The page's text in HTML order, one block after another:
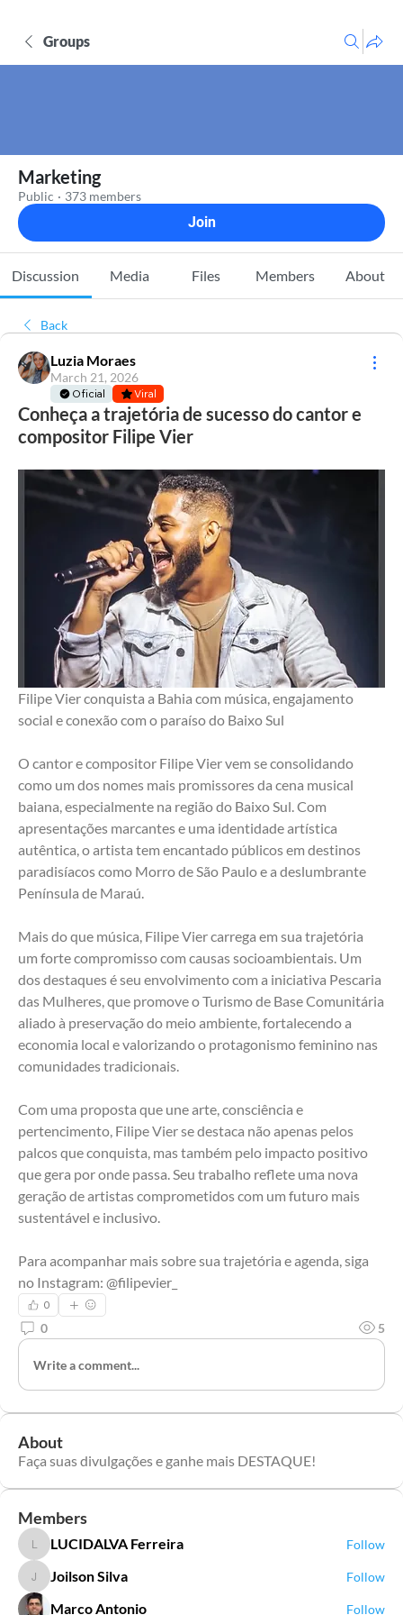
Groups
Marketing
Public · 373 members
Join
Discussion Media Files Members About
Back
Luzia Moraes
March 21, 2026
Oficial Viral
Conheça a trajetória de sucesso do cantor e
compositor Filipe Vier
Filipe Vier conquista a Bahia com música, engajamento
social e conexão com o paraíso do Baixo Sul
O cantor e compositor Filipe Vier vem se consolidando
como um dos nomes mais promissores da cena musical
baiana, especialmente na região do Baixo Sul. Com
apresentações marcantes e uma identidade artística
autêntica, o artista tem encantado públicos em destinos
paradisíacos como Morro de São Paulo e a deslumbrante
Península de Maraú.
Mais do que música, Filipe Vier carrega em sua trajetória
um forte compromisso com causas socioambientais. Um
dos destaques é seu envolvimento com a iniciativa Pescaria
das Mulheres, que promove o Turismo de Base Comunitária
aliado à preservação do meio ambiente, fortalecendo a
economia local e valorizando o protagonismo feminino nas
comunidades tradicionais.
Com uma proposta que une arte, consciência e
pertencimento, Filipe Vier se destaca não apenas pelos
palcos que conquista, mas também pelo impacto positivo
que gera por onde passa. Seu trabalho reflete uma nova
geração de artistas comprometidos com um futuro mais
sustentável e inclusivo.
Para acompanhar mais sobre sua trajetória e agenda, siga
no Instagram: @filipevier_
0
0 5
Write a comment...
About
Faça suas divulgações e ganhe mais DESTAQUE!
Members
LUCIDALVA Ferreira
LUCIDALVA Ferreira Follow
Joilson Silva
Joilson Silva Follow
Marco Antonio Follow